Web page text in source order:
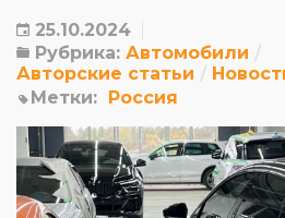
25.10.2024
Рубрика: Автомобили
Авторские статьи
Метки: Россия